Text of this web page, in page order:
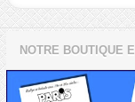
NOTRE BOUTIQUE